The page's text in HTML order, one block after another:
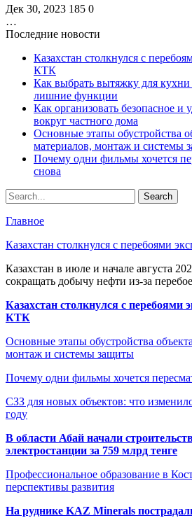
Дек 30, 2023 185 0
…
Последние новости
Казахстан столкнулся с
КТК
Как выбрать вытяжку для кухни
лишние функции
Как организовать безопасное и
вокруг частного дома
Основные этапы обустройства
материалов, монтаж и системы
Почему одни фильмы хочется
снова
Главное
Казахстан столкнулся с перебоями
Казахстан в июле и начале августа
сокращать добычу нефти из-за
Казахстан столкнулся с перебоями
КТК
Основные этапы обустройства
монтаж и системы защиты
Почему одни фильмы хочется
СЗЗ для новых объектов: что
году
В области Абай начали
электростанции за 759 млрд тенге
Профессиональное образование в
перспективы развития
На руднике KAZ Minerals